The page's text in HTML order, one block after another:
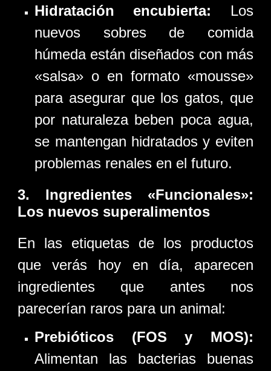
Hidratación encubierta: Los
nuevos sobres de comida
húmeda están diseñados con más
«salsa» o en formato «mousse»
para asegurar que los gatos, que
por naturaleza beben poca agua,
se mantengan hidratados y eviten
problemas renales en el futuro.
3. Ingredientes «Funcionales»:
Los nuevos superalimentos
En las etiquetas de los productos
que verás hoy en día, aparecen
ingredientes que antes nos
parecerían raros para un animal:
Prebióticos (FOS y MOS):
Alimentan las bacterias buenas